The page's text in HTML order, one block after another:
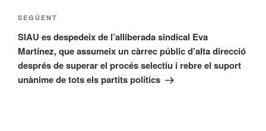
Entrada
següent
SEGÜENT
SIAU es despedeix de l’alliberada sindical Eva
Martínez, que assumeix un càrrec públic d’alta direcció
després de superar el procés selectiu i rebre el suport
unànime de tots els partits polítics